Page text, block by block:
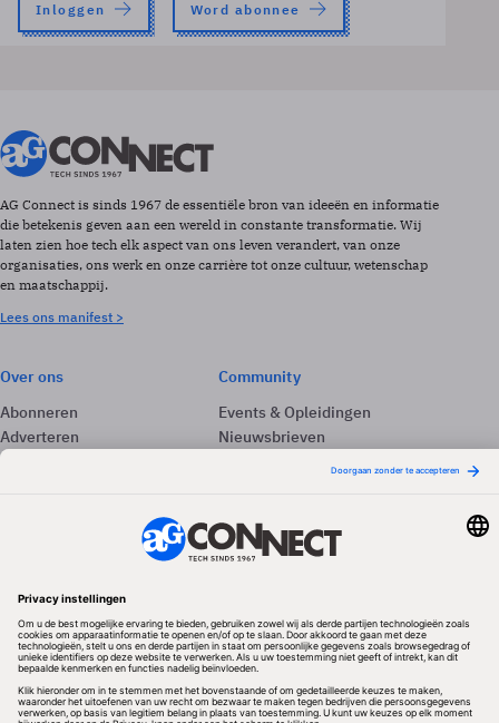
Inloggen Word abonnee
AG Connect is sinds 1967 de essentiële bron van ideeën en informatie
die betekenis geven aan een wereld in constante transformatie. Wij
laten zien hoe tech elk aspect van ons leven verandert, van onze
organisaties, ons werk en onze carrière tot onze cultuur, wetenschap
en maatschappij.
Lees ons manifest >
Over ons
Abonneren
Adverteren
Contact
Community
Events & Opleidingen
Nieuwsbrieven
Redactionele partner